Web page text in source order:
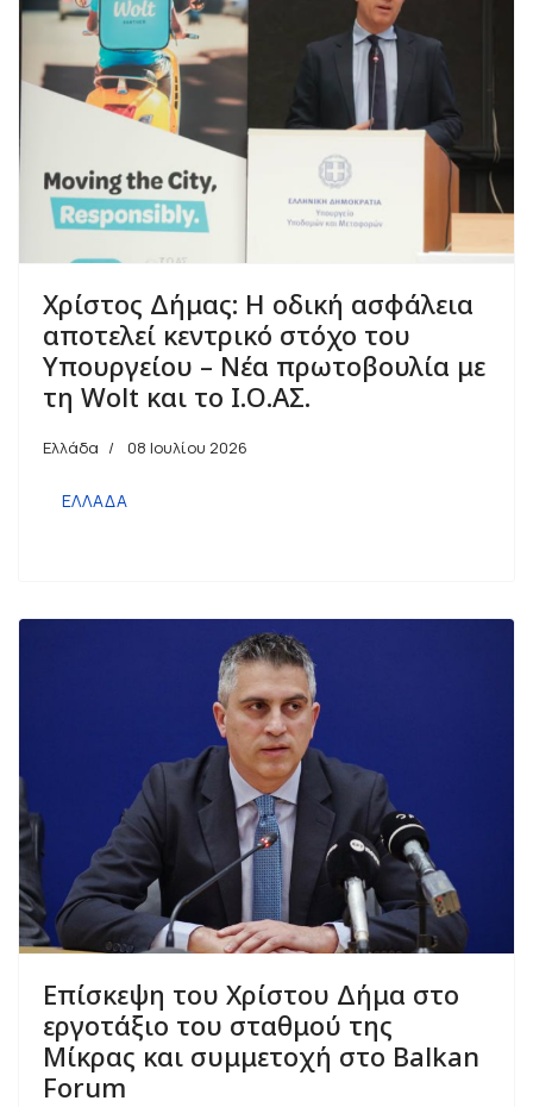
Χρίστος Δήμας: Η οδική ασφάλεια
αποτελεί κεντρικό στόχο του
Υπουργείου – Νέα πρωτοβουλία με
τη Wolt και το Ι.Ο.ΑΣ.
Ελλάδα 08 Ιουλίου 2026
ΕΛΛΑΔΑ
Επίσκεψη του Χρίστου Δήμα στο
εργοτάξιο του σταθμού της
Μίκρας και συμμετοχή στο Balkan
Forum